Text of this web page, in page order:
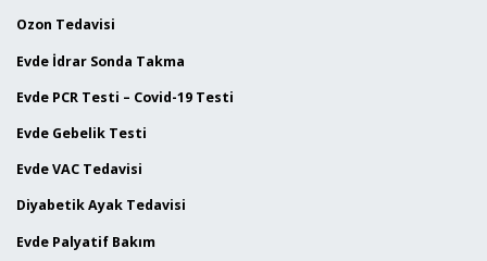
Ozon Tedavisi
Evde İdrar Sonda Takma
Evde PCR Testi – Covid-19 Testi
Evde Gebelik Testi
Evde VAC Tedavisi
Diyabetik Ayak Tedavisi
Evde Palyatif Bakım